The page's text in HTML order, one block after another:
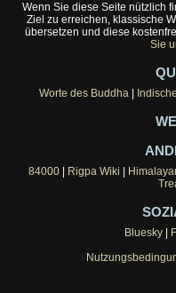
Wenn Sie diese Seite nützlich
Ziel zu erreichen, klassische
übersetzen und diese
Sie
Worte des Buddha|
84000| Rigpa Wiki
Bluesky|